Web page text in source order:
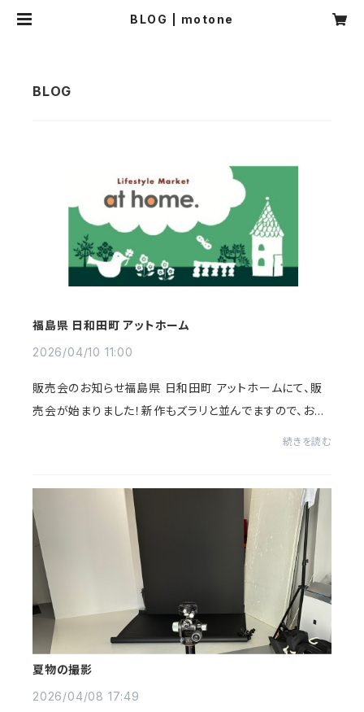
BLOG | motone
福島県 日和田町 アットホーム
2026/04/10 11:00
販売会のお知らせ福島県 日和田町 アットホームにて、販
売会が始まりました！新作もズラリと並んでますので、お近
続きを読む
夏物の撮影
2026/04/08 17:49